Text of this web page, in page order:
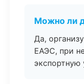
Можно ли
Да,
ЕАЭС, при
экспортную